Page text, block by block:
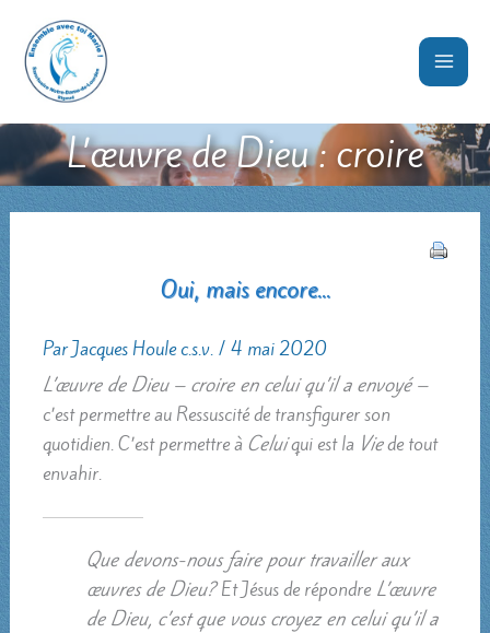
contenu
L’œuvre de Dieu : croire
Oui, mais encore...
ParJacques Houle c.s.v. / 4 mai 2020
L’œuvre de Dieu – croire en celui qu’il a envoyé –
c’est permettre au Ressuscité de transfigurer son
quotidien. C’est permettre à Celuiqui est la Viede tout
envahir.
Que devons-nous faire pour travailler aux
œuvres de Dieu?Et Jésus de répondreL’œuvre
de Dieu, c’est que vous croyez en celui qu’il a